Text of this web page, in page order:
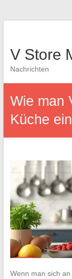
V Store
Nachrichten
Wie man
Küche
Wenn man sich